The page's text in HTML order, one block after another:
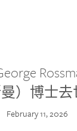
）博士去
February 11, 2026